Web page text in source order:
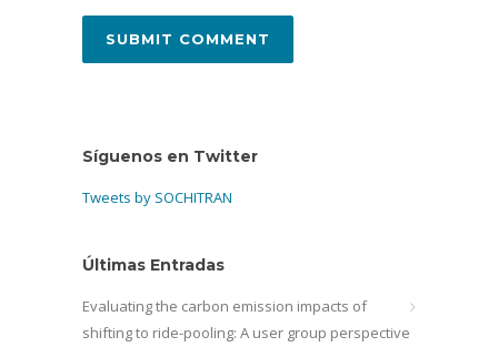
Síguenos en Twitter
Tweets by SOCHITRAN
Últimas Entradas
Evaluating the carbon emission impacts of
shifting to ride-pooling: A user group perspective